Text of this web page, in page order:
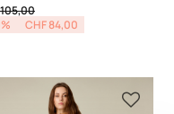
reduced from
to
CHF 84,00